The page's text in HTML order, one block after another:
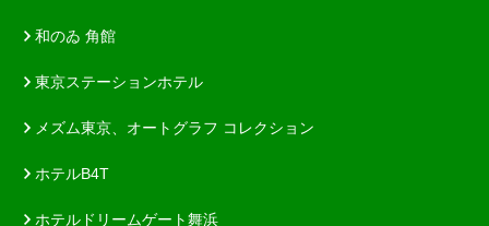
和のゐ 角館
東京ステーションホテル
メズム東京、オートグラフ コレクション
ホテルB4T
ホテルドリームゲート舞浜